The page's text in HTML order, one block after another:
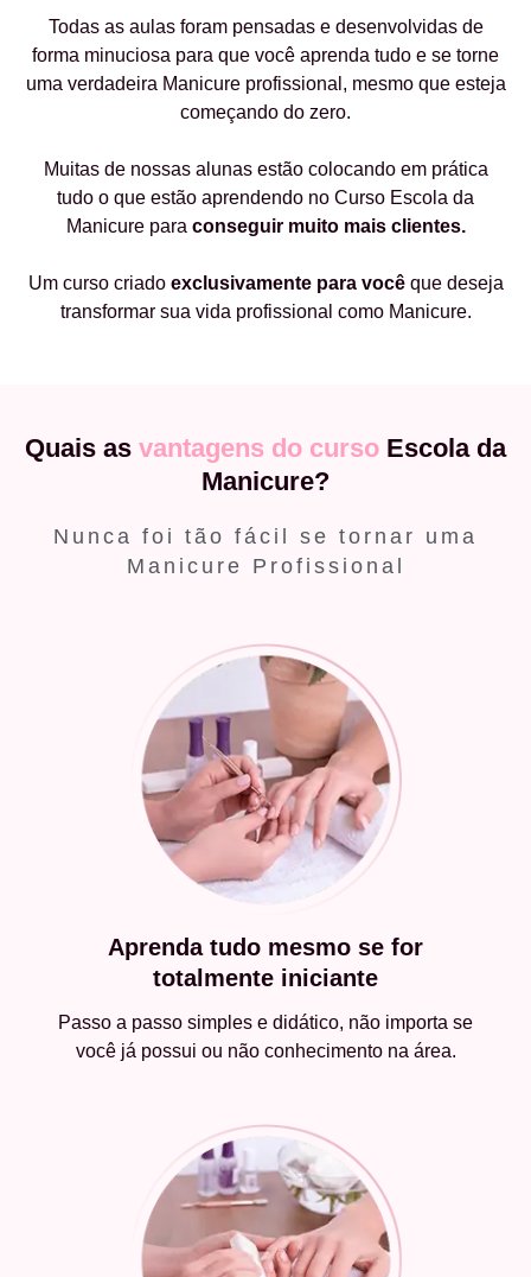
Todas as aulas foram pensadas e desenvolvidas de
forma minuciosa para que você aprenda tudo e se torne
uma verdadeira Manicure profissional, mesmo que esteja
começando do zero.
Muitas de nossas alunas estão colocando em prática
tudo o que estão aprendendo no Curso Escola da
Manicure para conseguir muito mais clientes.
Um curso criado exclusivamente para vocêque deseja
transformar sua vida profissional como Manicure.
Quais as vantagens do curso Escola da
Manicure?
Nunca foi tão fácil se tornar uma
Manicure Profissional
Aprenda tudo mesmo se for
totalmente iniciante
Passo a passo simples e didático, não importa se
você já possui ou não conhecimento na área.